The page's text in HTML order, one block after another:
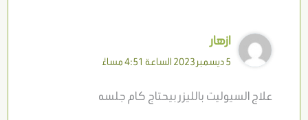
ازهار
5 ديسمبر 2023 الساعة 4:51 مساءً
علاج السيوليت بالليزر بيحتاج كام جلسه